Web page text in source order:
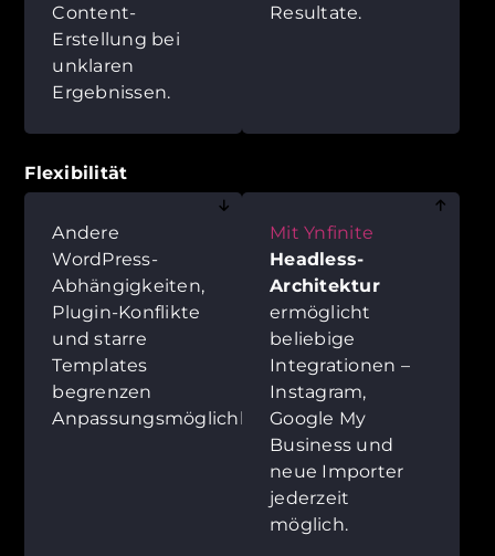
Content-
Erstellung bei
unklaren
Ergebnissen.
Resultate.
Flexibilität
Andere
WordPress-
Abhängigkeiten,
Plugin-Konflikte
und starre
Templates
begrenzen
Anpassungsmöglichkeiten.
Mit Ynfinite
Headless-
Architektur
ermöglicht
beliebige
Integrationen –
Instagram,
Google My
Business und
neue Importer
jederzeit
möglich.